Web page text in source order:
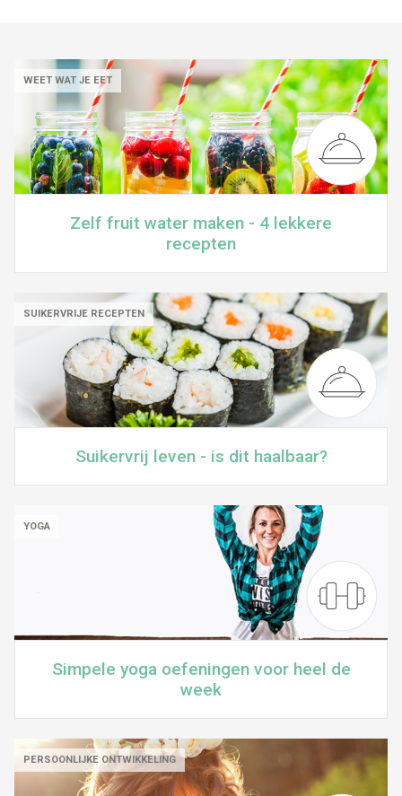
WEET WAT JE EET
Zelf fruit water maken - 4 lekkere
recepten
SUIKERVRIJE RECEPTEN
Suikervrij leven - is dit haalbaar?
YOGA
Simpele yoga oefeningen voor heel de
week
PERSOONLIJKE ONTWIKKELING